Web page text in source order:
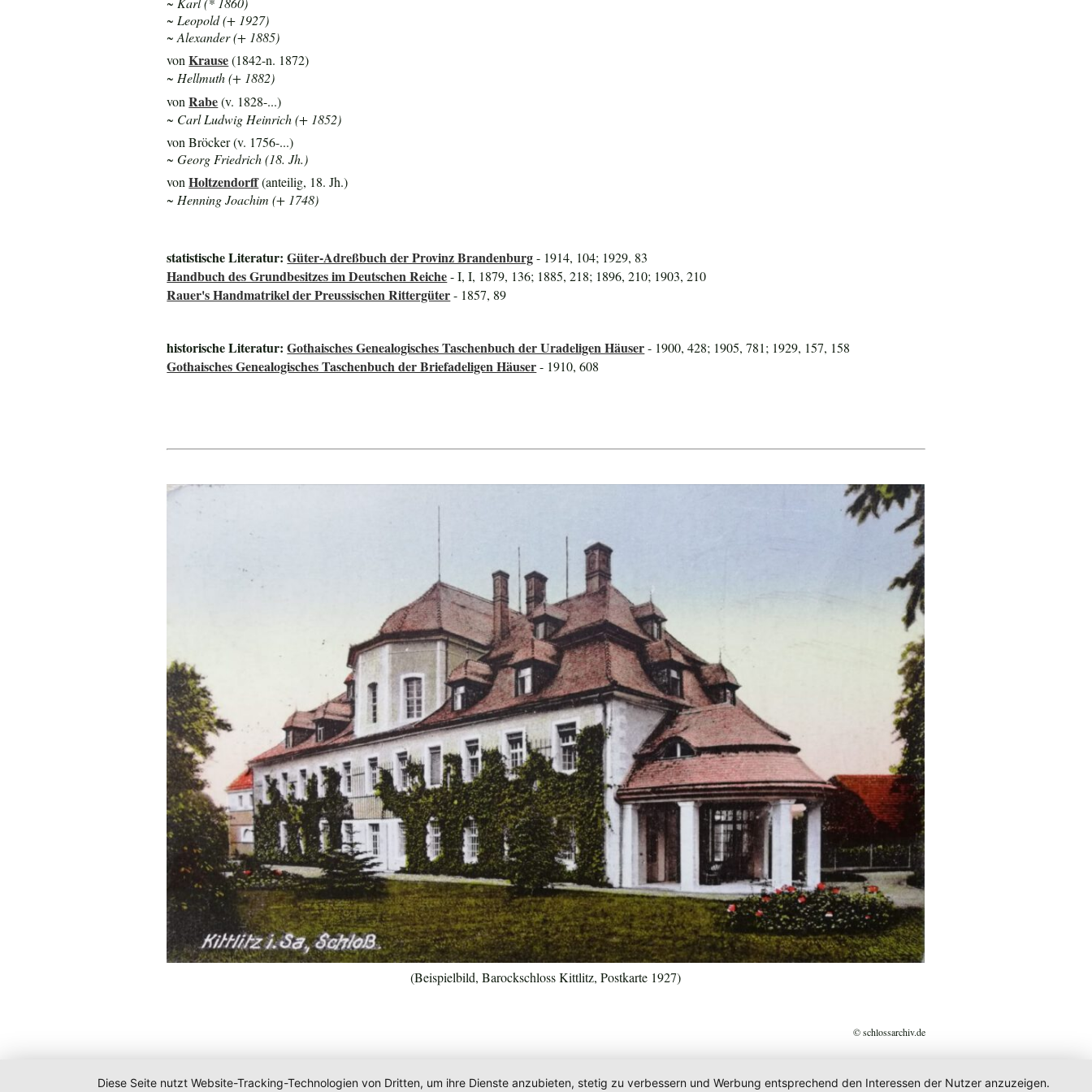
~ Leopold (+ 1927)
~ Alexander (+ 1885)
vonKrause(1842-n. 1872)
~ Hellmuth (+ 1882)
vonRabe(v. 1828-...)
~ Carl Ludwig Heinrich (+ 1852)
von Bröcker (v. 1756-...)
~ Georg Friedrich (18. Jh.)
vonHoltzendorff(anteilig, 18. Jh.)
~ Henning Joachim (+ 1748)
statistische Literatur:Güter-Adreßbuch der Provinz Brandenburg- 1914, 104; 1929, 83
Handbuch des Grundbesitzes im Deutschen Reiche- I, I, 1879, 136; 1885, 218; 1896, 210; 1903, 210
Rauer's Handmatrikel der Preussischen Rittergüter- 1857, 89
historische Literatur:Gothaisches Genealogisches Taschenbuch der Uradeligen Häuser- 1900, 428; 1905, 781; 1929, 157, 158
Gothaisches Genealogisches Taschenbuch der Briefadeligen Häuser- 1910, 608
(Beispielbild, Barockschloss Kittlitz, Postkarte 1927)
© schlossarchiv.de
Diese Seite nutzt Website-Tracking-Technologien von Dritten, um ihre Dienste anzubieten, stetig zu verbessern und Werbung entsprechend den Interessen der Nutzer anzuzeigen.